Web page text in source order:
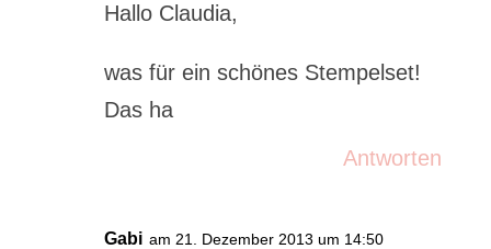
Hallo Claudia,
was für ein schönes Stempelset!
Das ha
Antworten
Gabi am 21. Dezember 2013 um 14:50